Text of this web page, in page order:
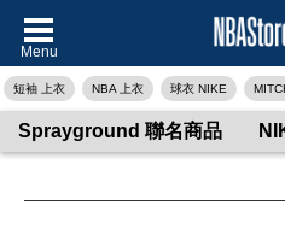
Menu
短袖 上衣 NBA 上衣 球衣 NIKE
Sprayground 聯名商品